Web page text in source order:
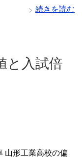
続きを読む
と入試倍
山形工業高校の偏